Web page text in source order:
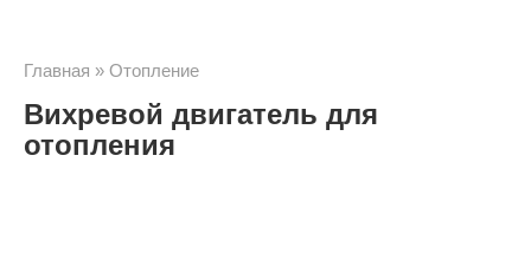
Главная » Отопление
Вихревой двигатель для
отопления